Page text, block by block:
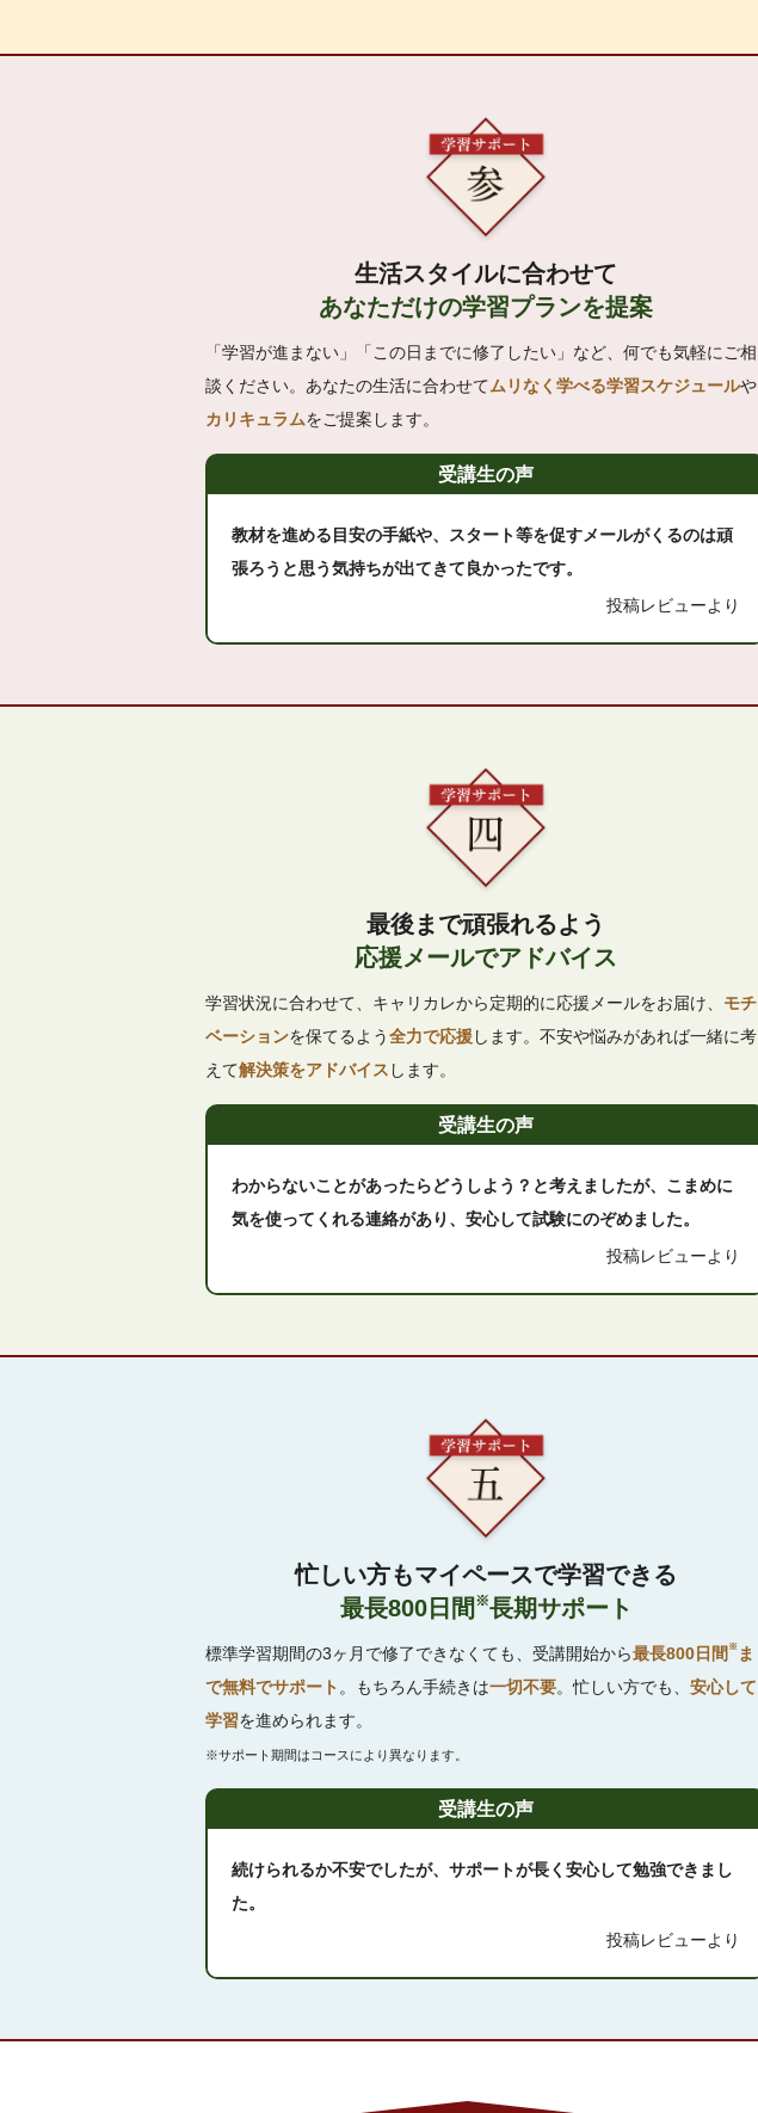
生活スタイルに合わせて
あなただけの学習プランを提案
「学習が進まない」「この日までに修了したい」など、何でも気軽にご相
談ください。あなたの生活に合わせてムリなく学べる学習スケジュールや
カリキュラムをご提案します。
受講生の声
教材を進める目安の手紙や、スタート等を促すメールがくるのは頑
張ろうと思う気持ちが出てきて良かったです。
投稿レビューより
最後まで頑張れるよう
応援メールでアドバイス
学習状況に合わせて、キャリカレから定期的に応援メールをお届け、 モチ
ベーションを保てるよう全力で応援します。不安や悩みがあれば一緒に考
えて解決策をアドバイス します。
受講生の声
わからないことがあったらどうしよう？と考えましたが、こまめに
気を使ってくれる連絡があり、安心して試験にのぞめました。
投稿レビューより
忙しい方もマイペースで学習できる
最長800日間※長期サポート
標準学習期間の3ヶ月で修了できなくても、受講開始から最長800日間 ※ ま
で無料でサポート 。もちろん手続きは一切不要。忙しい方でも、 安心して
学習を進められます。
※サポート期間はコースにより異なります。
受講生の声
続けられるか不安でしたが、サポートが長く安心して勉強できまし
た。
投稿レビューより